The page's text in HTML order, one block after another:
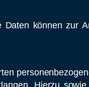
Daten können zur